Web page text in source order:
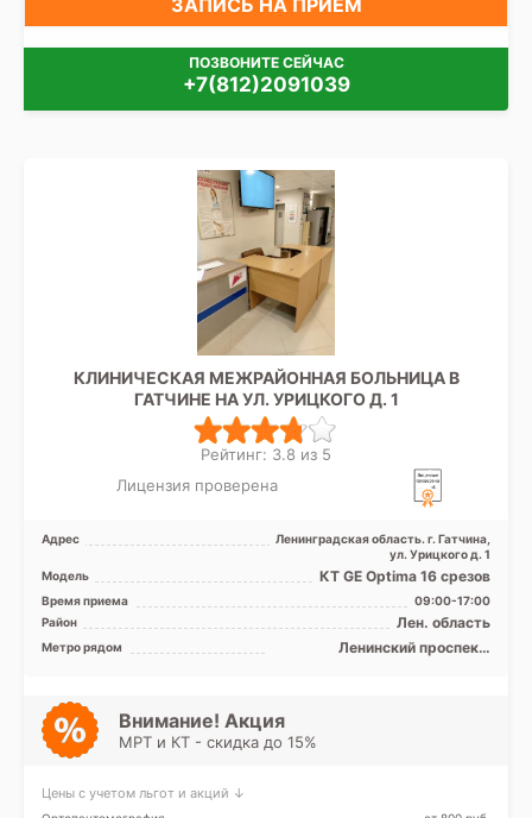
ЗАПИСЬ НА ПРИЁМ
ПОЗВОНИТЕ СЕЙЧАС
+7(812)2091039
КЛИНИЧЕСКАЯ МЕЖРАЙОННАЯ БОЛЬНИЦА В
ГАТЧИНЕ НА УЛ. УРИЦКОГО Д. 1
Рейтинг: 3.8 из 5
Лицензия проверена
Адрес
Ленинградская область. г. Гатчина,
ул. Урицкого д. 1
Модель
КТ GE Optima 16 срезов
Время приема
09:00-17:00
Район
Лен. область
Метро рядом
Ленинский проспект,
Внимание! Акция
МРТ и КТ - скидка до 15%
Цены с учетом льгот и акций ↓